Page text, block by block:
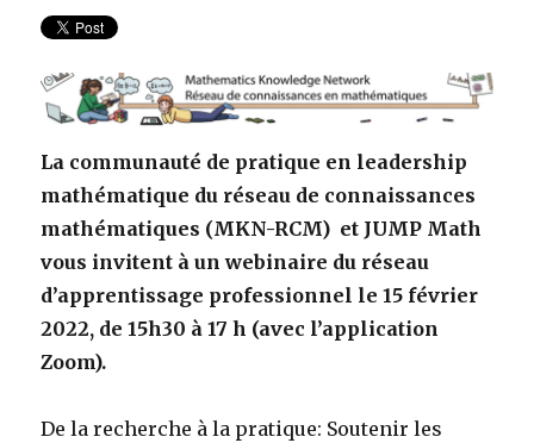
La communauté de pratique en leadership
mathématique du réseau de connaissances
mathématiques (MKN-RCM) et JUMP Math
vous invitent à un webinaire du réseau
d’apprentissage professionnel le 15 février
2022, de 15h30 à 17 h (avec l’application
Zoom).
De la recherche à la pratique: Soutenir les